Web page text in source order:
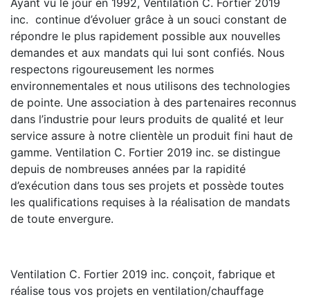
Ayant vu le jour en 1992, Ventilation C. Fortier 2019
inc. continue d’évoluer grâce à un souci constant de
répondre le plus rapidement possible aux nouvelles
demandes et aux mandats qui lui sont confiés. Nous
respectons rigoureusement les normes
environnementales et nous utilisons des technologies
de pointe. Une association à des partenaires reconnus
dans l’industrie pour leurs produits de qualité et leur
service assure à notre clientèle un produit fini haut de
gamme. Ventilation C. Fortier 2019 inc. se distingue
depuis de nombreuses années par la rapidité
d’exécution dans tous ses projets et possède toutes
les qualifications requises à la réalisation de mandats
de toute envergure.
Ventilation C. Fortier 2019 inc. conçoit, fabrique et
réalise tous vos projets en ventilation/chauffage